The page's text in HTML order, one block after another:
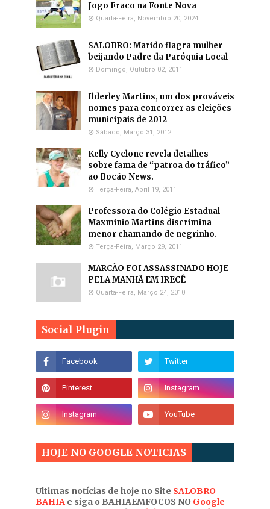
Jogo Fraco na Fonte Nova
Quarta-Feira, Novembro 20, 2024
SALOBRO: Marido flagra mulher
beijando Padre da Paróquia Local
Domingo, Outubro 02, 2011
Ilderley Martins, um dos prováveis
nomes para concorrer as eleições
municipais de 2012
Sábado, Março 31, 2012
Kelly Cyclone revela detalhes
sobre fama de “patroa do tráfico”
ao Bocão News.
Terça-Feira, Abril 19, 2011
Professora do Colégio Estadual
Maxminio Martins discrimina
menor chamando de negrinho.
Terça-Feira, Março 29, 2011
MARCÃO FOI ASSASSINADO HOJE
PELA MANHÃ EM IRECÊ
Quarta-Feira, Março 24, 2010
Social Plugin
HOJE NO GOOGLE NOTICIAS
Ultimas notícias de hoje no Site SALOBRO
BAHIA e siga o BAHIAEMFOCOS NO Google